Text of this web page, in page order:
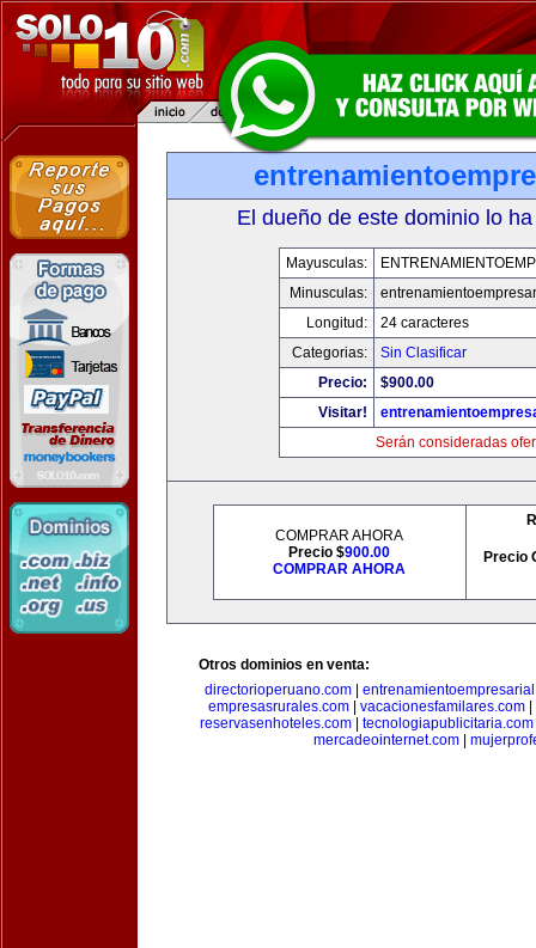
El dueño de este dominio lo
Mayusculas:
Minusculas:
Longitud:
24 caracteres
Categorias:
Sin Clasificar
Precio:
$900.00
Visitar!
Serán consideradas
COMPRAR AHORA
Precio $900.00
COMPRAR AHORA
Precio
Otros dominios en venta:
directorioperuano.com|
empresasrurales.com| vacacionesfamilares.com|
reservasenhoteles.com
tecnologiapublicitaria.com
mercadeointernet.com|